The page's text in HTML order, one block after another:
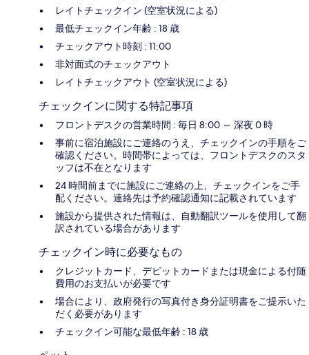
レイトチェックイン (空室状況による)
最低チェックイン年齢 : 18 歳
チェックアウト時刻 : 11:00
非対面式のチェックアウト
レイトチェックアウト (空室状況による)
チェックインに関する特記事項
フロントデスクの営業時間 : 毎日 8:00 ～ 深夜 0 時
事前に宿泊施設にご連絡のうえ、チェックインの手順をご
確認ください。時間帯によっては、フロントデスクのスタ
ッフは不在となります
24 時間前までに施設にご連絡の上、チェックインをご手
配ください。連絡先は予約確認通知に記載されています
施設から提供された情報は、自動翻訳ツールを使用して翻
訳されている場合があります
チェックイン時に必要なもの
クレジットカード、デビットカードまたは現金による付随
費用のお支払いが必要です
場合により、政府発行の写真付き身分証明書をご提示いた
だく必要があります
チェックイン可能な最低年齢 : 18 歳